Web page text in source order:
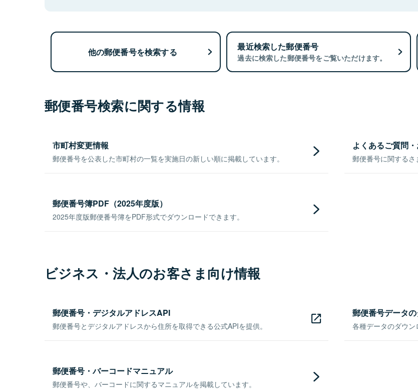
他の郵便番号を検索する 最近検索した郵便番号
過去に検索した郵便番号をご覧いただけます。
郵便番号検索に関する情報
市町村変更情報
郵便番号を公表した市町村の一覧を実施日の新しい順に掲載しています。
よくあるご質問
郵便番号に関するさ
郵便番号簿PDF（2025年度版）
2025年度版郵便番号簿をPDF形式でダウンロードできます。
ビジネス・法人のお客さま向け情報
郵便番号・デジタルアドレスAPI
郵便番号とデジタルアドレスから住所を取得できる公式APIを提供。
郵便番号データ
各種データのダウン
郵便番号・バーコードマニュアル
郵便番号や、バーコードに関するマニュアルを掲載しています。